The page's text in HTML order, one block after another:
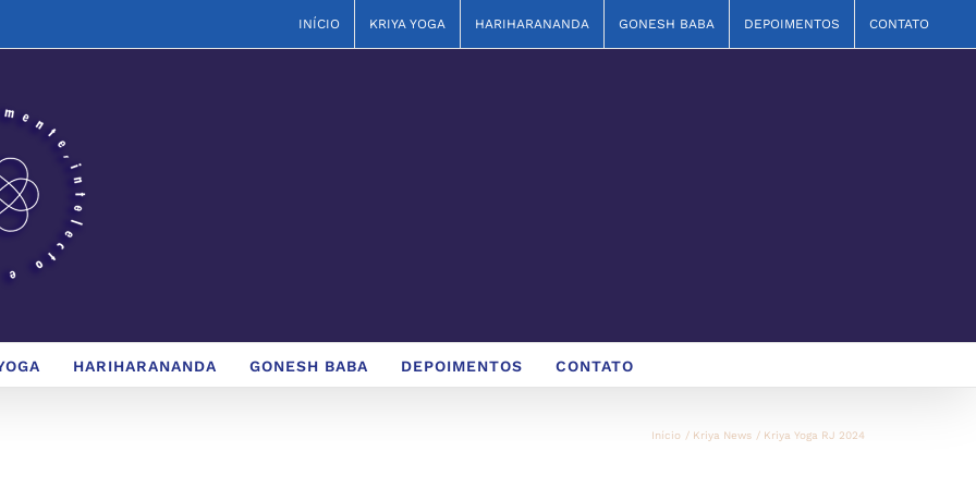
INÍCIO KRIYA YOGA HARIHARANANDA GONESH BABA DEPOIMENTOS CONTATO
HARIHARANANDA GONESH BABA DEPOIMENTOS CONTATO
Início Kriya News Kriya Yoga RJ 2024